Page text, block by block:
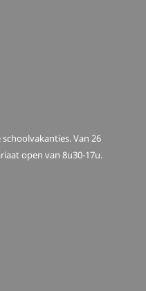
Van 26
open van 8u30-17u.